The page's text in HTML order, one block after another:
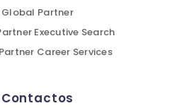
Global Partner
Executive Search
Career Services
Contactos